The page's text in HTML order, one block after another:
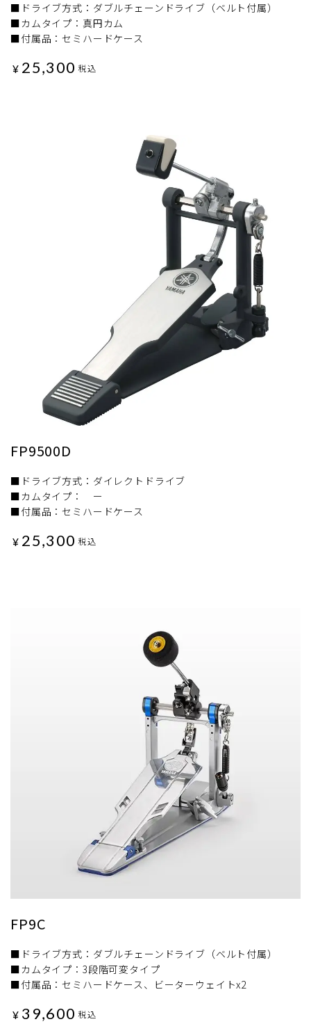
■ドライブ方式：ダブルチェーンドライブ（ベルト付属）
■カムタイプ：真円カム
■付属品：セミハードケース
¥ 25,300 税込
FP9500D
■ドライブ方式：ダイレクトドライブ
■カムタイプ： ー
■付属品：セミハードケース
¥ 25,300 税込
FP9C
■ドライブ方式：ダブルチェーンドライブ（ベルト付属）
■カムタイプ：3段階可変タイプ
■付属品：セミハードケース、ビーターウェイトx2
¥ 39,600 税込